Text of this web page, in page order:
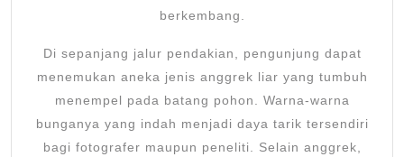
berkembang.
Di sepanjang jalur pendakian, pengunjung dapat
menemukan aneka jenis anggrek liar yang tumbuh
menempel pada batang pohon. Warna-warna
bunganya yang indah menjadi daya tarik tersendiri
bagi fotografer maupun peneliti. Selain anggrek,